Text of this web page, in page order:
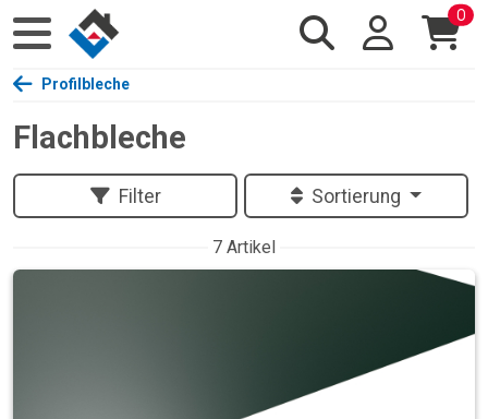
0
Profilbleche
Flachbleche
Sortierung
Filter
7 Artikel